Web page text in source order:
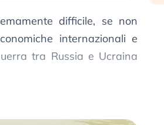
difficile, se non
internazionali e
tra Russia e Ucraina